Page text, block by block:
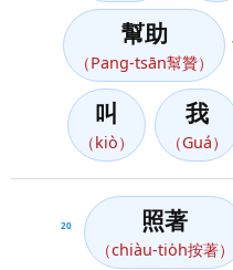
幫助
（Pang-tsān幫贊）
叫
（kiò）
我
（Guá）
20 照著
（chiàu-tio̍h按著）